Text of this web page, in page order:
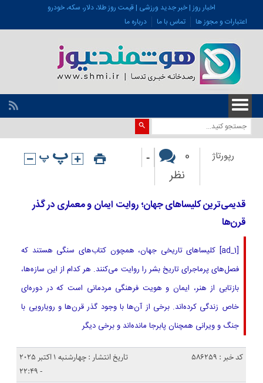
اخبار روز | خبر جدید ورزشی | قیمت روز طلا، دلار، سکه، خودرو
اعتبارات و مجوز ها
تماس با ما درباره ما
رپورتاژ
0
نظر
-
قدیمی‌ترین کلیساهای جهان؛ روایت ایمان و معماری در گذر
قرن‌ها
[ad_1] کلیساهای تاریخی جهان، همچون کتاب‌های سنگی هستند که
فصل‌های پرماجرای تاریخ بشر را روایت می‌کنند. هر کدام از این سازه‌ها،
بازتابی از هنر، ایمان و هویت فرهنگی مردمانی است که در دوره‌ای
خاص زندگی کرده‌اند. برخی از آن‌ها با وجود گذر قرن‌ها و رویارویی با
جنگ و ویرانی همچنان پابرجا مانده‌اند و برخی دیگر
کد خبر : 586259
تاریخ انتشار : چهارشنبه 1 اکتبر 2025
- 22:49